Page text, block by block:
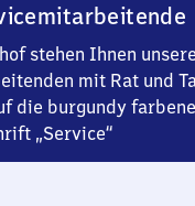
stehen Ihnen
mit Rat und
die burgundy
„Service“